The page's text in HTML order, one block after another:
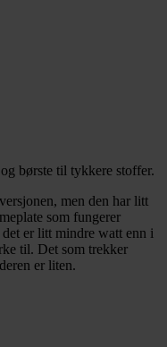
børste til tykkere stoffer.
men den har litt
som fungerer
er litt mindre watt enn i
til. Det som trekker
er liten.